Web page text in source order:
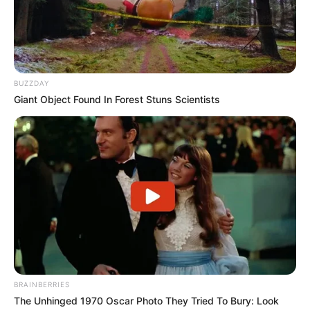
wie die entsprechenden Gegenmittel. Hierunter ist
besonders die gezeigte ENIGMA sehr berühmt, die im
Zweiten Weltkrieg von den deutschen Truppen als
Chiffriermaschine eingesetzt wurde.
Spionagemuseum sehen und erleben. Die Kleinen, und
ebenso die großen Besucher, können sich im
Laserlabyrinth probieren, am Dechiffrieren versuchen und
"sichere" Passwörter knacken.
Informationen zum Deutschen Spionagemuseum
in Berlin:
Öffnungszeiten: täglich, außer am 24.12., von 10:00
Uhr bis 20:00 Uhr
Telefon: 030 398200451
BUZZDAY
Giant Object Found In Forest Stuns Scientists
BRAINBERRIES
The Unhinged 1970 Oscar Photo They Tried To Bury: Look